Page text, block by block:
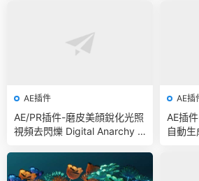
AE插件
AE/PR插件-磨皮美顔銳化光照
視頻去閃爍 Digital Anarchy B
Sharpen
AE插
AE插
自動